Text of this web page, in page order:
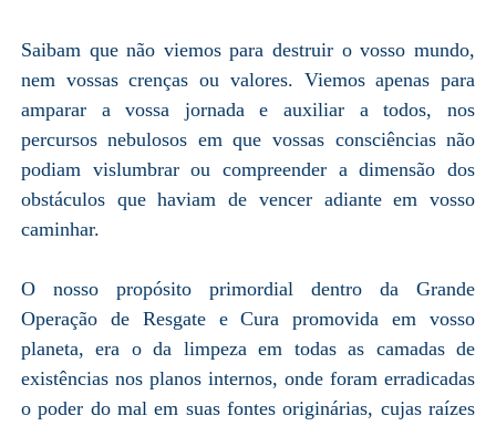
Saibam que não viemos para destruir o vosso mundo,
nem vossas crenças ou valores. Viemos apenas para
amparar a vossa jornada e auxiliar a todos, nos
percursos nebulosos em que vossas consciências não
podiam vislumbrar ou compreender a dimensão dos
obstáculos que haviam de vencer adiante em vosso
caminhar.
O nosso propósito primordial dentro da Grande
Operação de Resgate e Cura promovida em vosso
planeta, era o da limpeza em todas as camadas de
existências nos planos internos, onde foram erradicadas
o poder do mal em suas fontes originárias, cujas raízes